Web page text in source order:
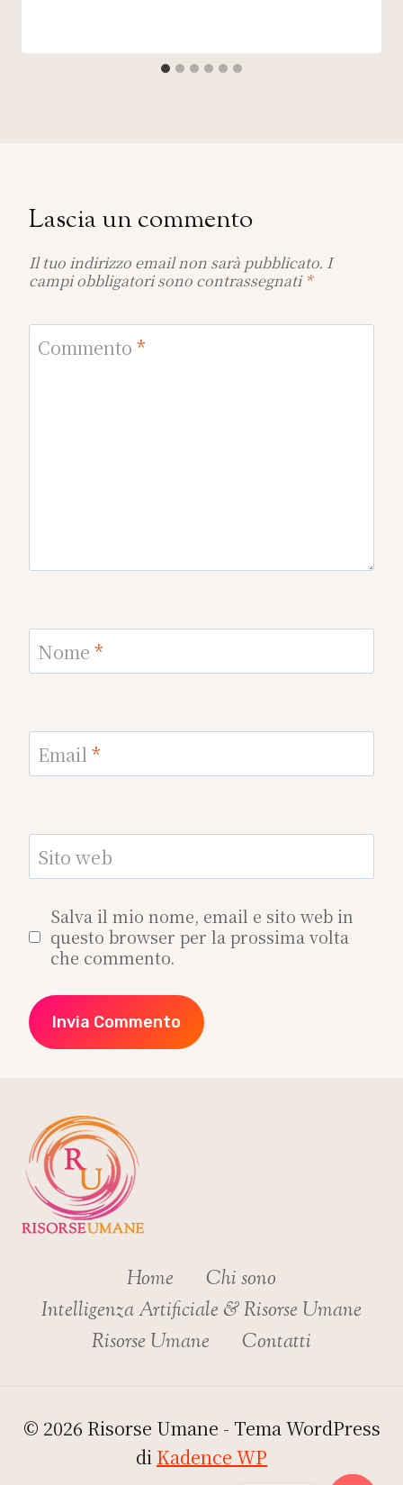
Lascia un commento
Il tuo indirizzo email non sarà pubblicato. I
campi obbligatori sono contrassegnati *
Commento *
Nome *
Email*
Sito web
Salva il mio nome, email e sito web in
questo browser per la prossima volta
che commento.
Home
Chi sono
Intelligenza Artificiale & Risorse Umane
Risorse Umane
Contatti
© 2026 Risorse Umane - Tema WordPress
di Kadence WP